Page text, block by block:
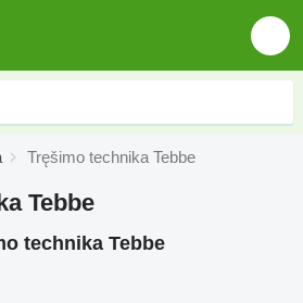
Tręšimo technika Tebbe
Tebbe
technika Tebbe